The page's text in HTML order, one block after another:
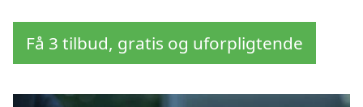
Få 3 tilbud, gratis og uforpligtende